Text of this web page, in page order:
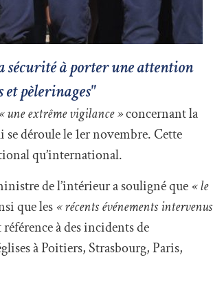
sécurité à porter une attention
et pèlerinages"
une extrême vigilance »concernant la
se déroule le 1er novembre. Cette
qu’international.
de l’intérieur a souligné que« le
que les« récents événements intervenus
à des incidents de
à Poitiers, Strasbourg, Paris,